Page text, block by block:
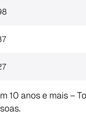
10 anos e mais –